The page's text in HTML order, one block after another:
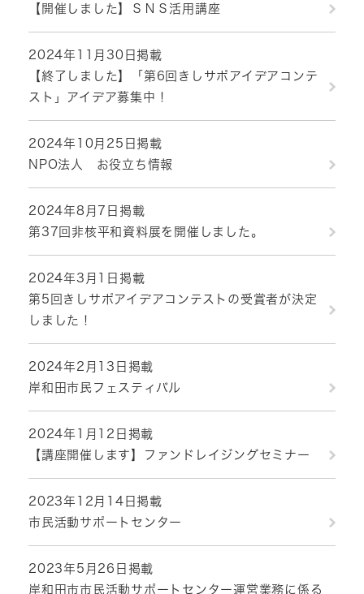
【開催しました】ＳＮＳ活用講座
2024年11月30日掲載
【終了しました】「第6回きしサポアイデアコンテ
スト」アイデア募集中！
2024年10月25日掲載
NPO法人 お役立ち情報
2024年8月7日掲載
第37回非核平和資料展を開催しました。
2024年3月1日掲載
第5回きしサポアイデアコンテストの受賞者が決定
しました！
2024年2月13日掲載
岸和田市民フェスティバル
2024年1月12日掲載
【講座開催します】ファンドレイジングセミナー
2023年12月14日掲載
市民活動サポートセンター
2023年5月26日掲載
岸和田市市民活動サポートセンター運営業務に係る